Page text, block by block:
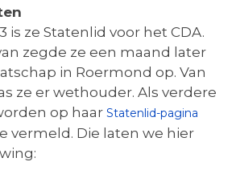
is ze Statenlid voor het CDA.
zegde ze een maand later
in Roermond op. Van
ze er wethouder. Als verdere
op haar Statenlid-pagina
vermeld. Die laten we hier